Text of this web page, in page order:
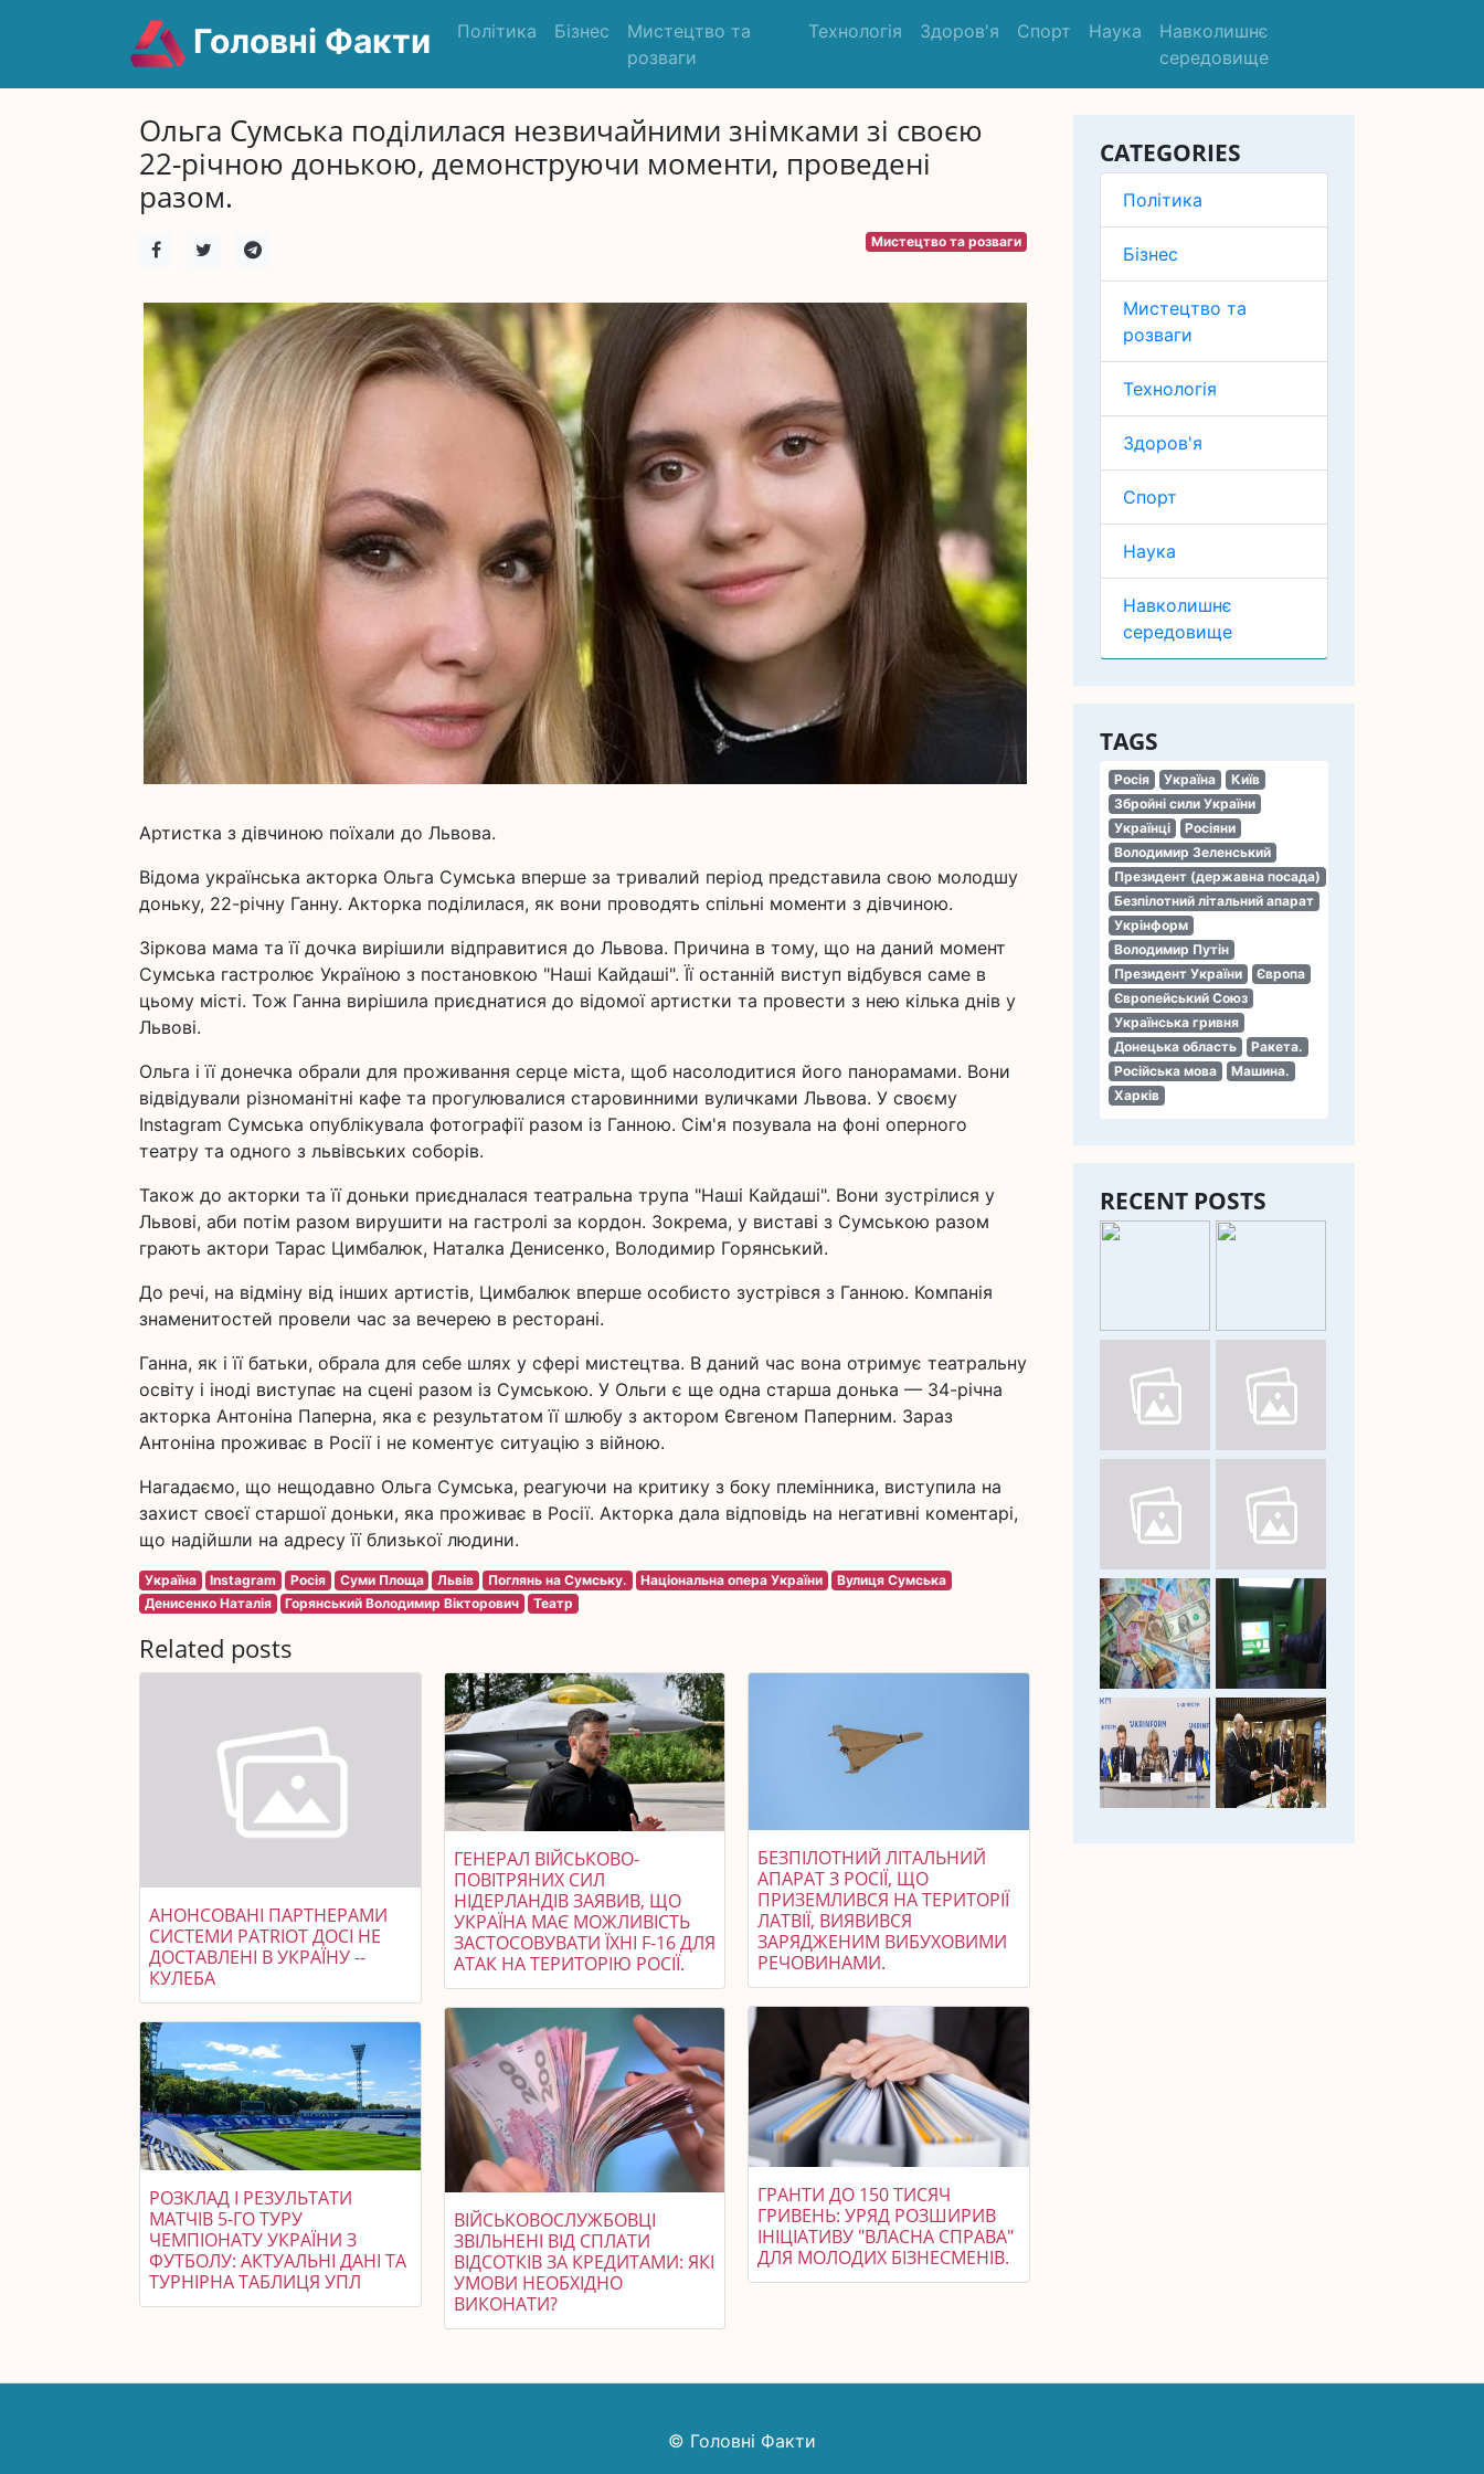
Головні Факти Політика Бізнес
Мистецтво та
розваги
Технологія Здоров'я Спорт Наука
Навколишнє
середовище
CATEGORIES
Політика
Бізнес
Мистецтво та
розваги
Технологія
Здоров'я
Спорт
Наука
Навколишнє
середовище
TAGS
Росія Україна
Київ
Збройні сили України
Українці
Росіяни
Володимир Зеленський
Президент (державна посада)
Безпілотний літальний апарат
Укрінформ
Володимир Путін
Президент України
Європа
Європейський Союз
Українська гривня
Донецька область
Ракета.
Російська мова
Машина.
Харків
RECENT POSTS
Ольга Сумська поділилася незвичайними знімками зі своєю
22-річною донькою, демонструючи моменти, проведені
разом.
Мистецтво та розваги
Артистка з дівчиною поїхали до Львова.
Відома українська акторка Ольга Сумська вперше за тривалий період представила свою молодшу
доньку, 22-річну Ганну. Акторка поділилася, як вони проводять спільні моменти з дівчиною.
Зіркова мама та її дочка вирішили відправитися до Львова. Причина в тому, що на даний момент
Сумська гастролює Україною з постановкою "Наші Кайдаші". Її останній виступ відбувся саме в
цьому місті. Тож Ганна вирішила приєднатися до відомої артистки та провести з нею кілька днів у
Львові.
Ольга і її донечка обрали для проживання серце міста, щоб насолодитися його панорамами. Вони
відвідували різноманітні кафе та прогулювалися старовинними вуличками Львова. У своєму
Instagram Сумська опублікувала фотографії разом із Ганною. Сім'я позувала на фоні оперного
театру та одного з львівських соборів.
Також до акторки та її доньки приєдналася театральна трупа "Наші Кайдаші". Вони зустрілися у
Львові, аби потім разом вирушити на гастролі за кордон. Зокрема, у виставі з Сумською разом
грають актори Тарас Цимбалюк, Наталка Денисенко, Володимир Горянський.
До речі, на відміну від інших артистів, Цимбалюк вперше особисто зустрівся з Ганною. Компанія
знаменитостей провели час за вечерею в ресторані.
Ганна, як і її батьки, обрала для себе шлях у сфері мистецтва. В даний час вона отримує театральну
освіту і іноді виступає на сцені разом із Сумською. У Ольги є ще одна старша донька — 34-річна
акторка Антоніна Паперна, яка є результатом її шлюбу з актором Євгеном Паперним. Зараз
Антоніна проживає в Росії і не коментує ситуацію з війною.
Нагадаємо, що нещодавно Ольга Сумська, реагуючи на критику з боку племінника, виступила на
захист своєї старшої доньки, яка проживає в Росії. Акторка дала відповідь на негативні коментарі,
що надійшли на адресу її близької людини.
Україна Instagram Росія Суми Площа Львів Поглянь на Сумську. Національна опера України
Вулиця Сумська
Денисенко Наталія
Горянський Володимир Вікторович Театр
Related posts
АНОНСОВАНІ ПАРТНЕРАМИ
СИСТЕМИ PATRIOT ДОСІ НЕ
ДОСТАВЛЕНІ В УКРАЇНУ --
КУЛЕБА
РОЗКЛАД І РЕЗУЛЬТАТИ
МАТЧІВ 5-ГО ТУРУ
ЧЕМПІОНАТУ УКРАЇНИ З
ФУТБОЛУ: АКТУАЛЬНІ ДАНІ ТА
ТУРНІРНА ТАБЛИЦЯ УПЛ
ГЕНЕРАЛ ВІЙСЬКОВО-
ПОВІТРЯНИХ СИЛ
НІДЕРЛАНДІВ ЗАЯВИВ, ЩО
УКРАЇНА МАЄ МОЖЛИВІСТЬ
ЗАСТОСОВУВАТИ ЇХНІ F-16 ДЛЯ
АТАК НА ТЕРИТОРІЮ РОСІЇ.
ВІЙСЬКОВОСЛУЖБОВЦІ
ЗВІЛЬНЕНІ ВІД СПЛАТИ
ВІДСОТКІВ ЗА КРЕДИТАМИ: ЯКІ
УМОВИ НЕОБХІДНО
ВИКОНАТИ?
БЕЗПІЛОТНИЙ ЛІТАЛЬНИЙ
АПАРАТ З РОСІЇ, ЩО
ПРИЗЕМЛИВСЯ НА ТЕРИТОРІЇ
ЛАТВІЇ, ВИЯВИВСЯ
ЗАРЯДЖЕНИМ ВИБУХОВИМИ
РЕЧОВИНАМИ.
ГРАНТИ ДО 150 ТИСЯЧ
ГРИВЕНЬ: УРЯД РОЗШИРИВ
ІНІЦІАТИВУ "ВЛАСНА СПРАВА"
ДЛЯ МОЛОДИХ БІЗНЕСМЕНІВ.
© Головні Факти